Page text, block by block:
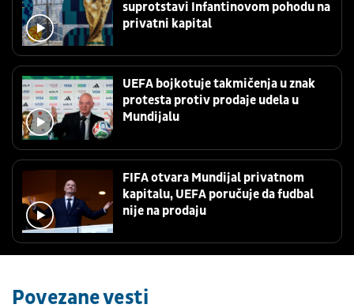
suprotstavi Infantinovom pohodu na
privatni kapital
UEFA bojkotuje takmičenja u znak
protesta protiv prodaje udela u
Mundijalu
FIFA otvara Mundijal privatnom
kapitalu, UEFA poručuje da fudbal
nije na prodaju
Povezane vesti